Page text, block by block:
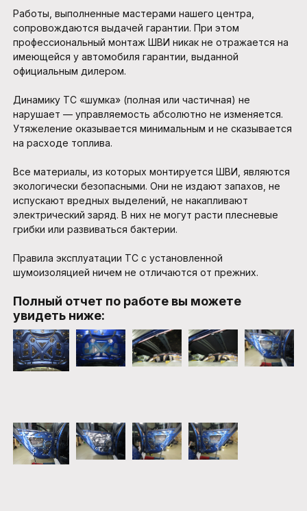
Работы, выполненные мастерами нашего центра,
сопровождаются выдачей гарантии. При этом
профессиональный монтаж ШВИ никак не отражается на
имеющейся у автомобиля гарантии, выданной
официальным дилером.
Динамику ТС «шумка» (полная или частичная) не
нарушает — управляемость абсолютно не изменяется.
Утяжеление оказывается минимальным и не сказывается
на расходе топлива.
Все материалы, из которых монтируется ШВИ, являются
экологически безопасными. Они не издают запахов, не
испускают вредных выделений, не накапливают
электрический заряд. В них не могут расти плесневые
грибки или развиваться бактерии.
Правила эксплуатации ТС с установленной
шумоизоляцией ничем не отличаются от прежних.
Полный отчет по работе вы можете
увидеть ниже: